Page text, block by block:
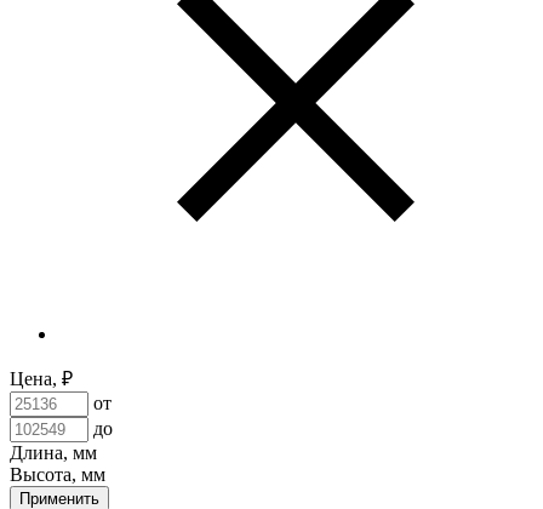
Цена, ₽
от
до
Длина, мм
Высота, мм
Применить